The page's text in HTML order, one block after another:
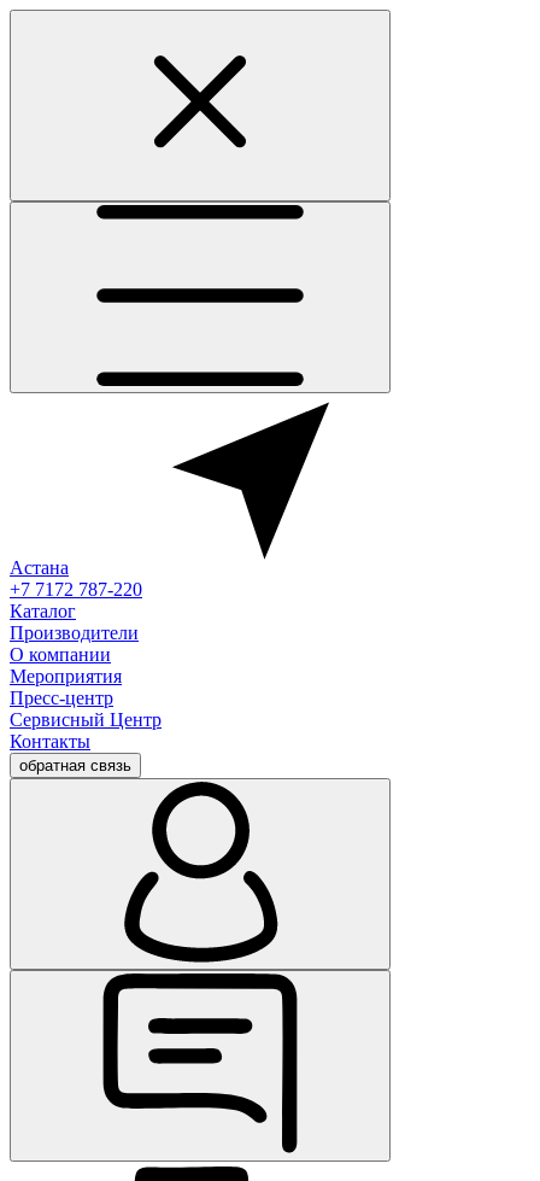
Астана
+7 7172 787-220
Каталог
Производители
О компании
Мероприятия
Пресс-центр
Сервисный Центр
Контакты
обратная связь